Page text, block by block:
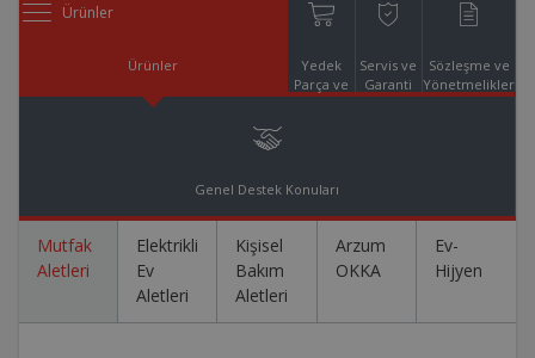
Ürünler
Ürünler
Yedek
Parça ve
Servis ve
Garanti
Sözleşme ve
Yönetmelikler
Genel Destek Konuları
Mutfak
Aletleri
Elektrikli
Ev
Aletleri
Kişisel
Bakım
Aletleri
Arzum
OKKA
Ev-
Hijyen